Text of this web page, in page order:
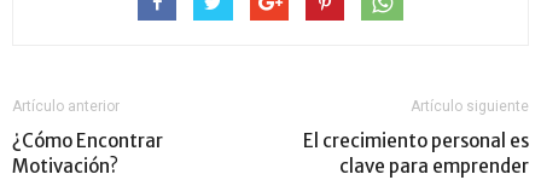
Artículo anterior
¿Cómo Encontrar
Motivación?
Artículo siguiente
El crecimiento personal es
clave para emprender